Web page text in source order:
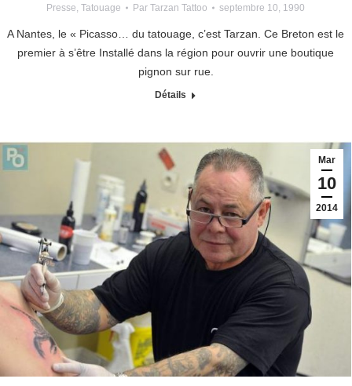
Presse, Tatouage Par Tarzan Tattoo septembre 10, 1990
A Nantes, le « Picasso… du tatouage, c’est Tarzan. Ce Breton est le
premier à s’être Installé dans la région pour ouvrir une boutique
pignon sur rue.
Détails
Mar
10
2014